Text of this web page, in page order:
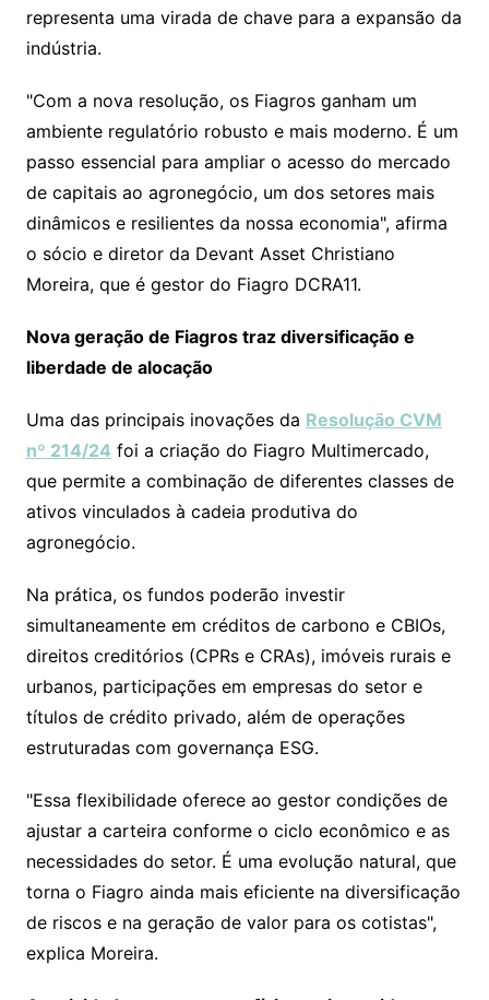
representa uma virada de chave para a expansão da
indústria.
"Com a nova resolução, os Fiagros ganham um
ambiente regulatório robusto e mais moderno. É um
passo essencial para ampliar o acesso do mercado
de capitais ao agronegócio, um dos setores mais
dinâmicos e resilientes da nossa economia", afirma
o sócio e diretor da Devant Asset Christiano
Moreira, que é gestor do Fiagro DCRA11.
Nova geração de Fiagros traz diversificação e
liberdade de alocação
Uma das principais inovações da Resolução CVM
nº 214/24 foi a criação do Fiagro Multimercado,
que permite a combinação de diferentes classes de
ativos vinculados à cadeia produtiva do
agronegócio.
Na prática, os fundos poderão investir
simultaneamente em créditos de carbono e CBIOs,
direitos creditórios (CPRs e CRAs), imóveis rurais e
urbanos, participações em empresas do setor e
títulos de crédito privado, além de operações
estruturadas com governança ESG.
"Essa flexibilidade oferece ao gestor condições de
ajustar a carteira conforme o ciclo econômico e as
necessidades do setor. É uma evolução natural, que
torna o Fiagro ainda mais eficiente na diversificação
de riscos e na geração de valor para os cotistas",
explica Moreira.